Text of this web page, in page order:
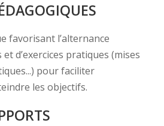
favorisant l’alternance
d’exercices pratiques (mises
pour faciliter
les objectifs.